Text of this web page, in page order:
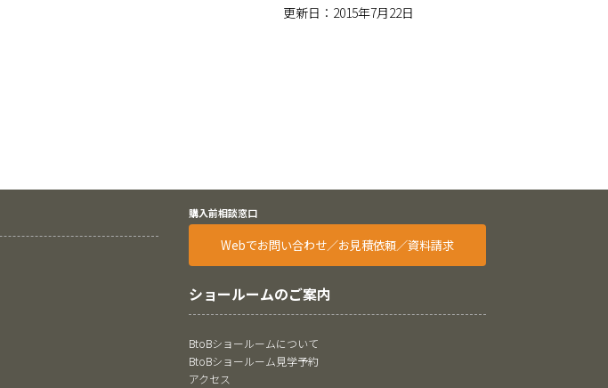
更新日：2015年7月22日
購入前相談窓口
Webでお問い合わせ／お見積依頼／資料請求
ショールームのご案内
BtoBショールームについて
BtoBショールーム見学予約
アクセス